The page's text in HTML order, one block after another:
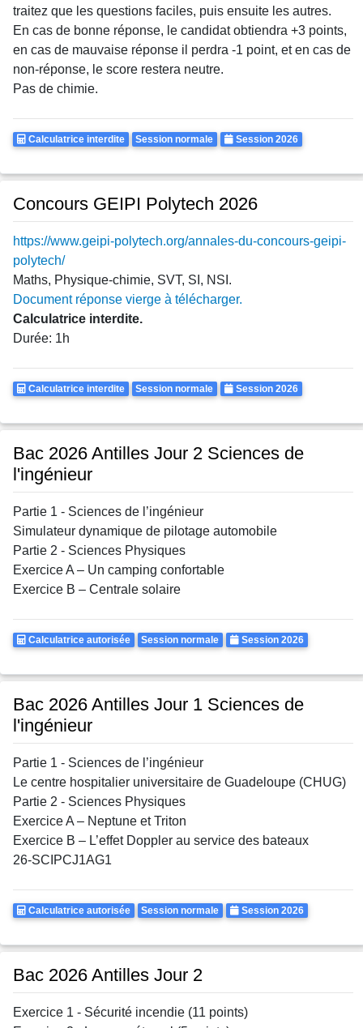
traitez que les questions faciles, puis ensuite les autres.
En cas de bonne réponse, le candidat obtiendra +3 points,
en cas de mauvaise réponse il perdra -1 point, et en cas de
non-réponse, le score restera neutre.
Pas de chimie.
Calculatrice
Calculatrice interdite Rattrapages
Session normale Annee
Session 2026
Concours GEIPI Polytech 2026
https://www.geipi-polytech.org/annales-du-concours-geipi-
polytech/
Maths, Physique-chimie, SVT, SI, NSI.
Document réponse vierge à télécharger.
Calculatrice interdite.
Durée: 1h
Calculatrice
Calculatrice interdite Rattrapages
Session normale Annee
Session 2026
Bac 2026 Antilles Jour 2 Sciences de
l'ingénieur
Partie 1 - Sciences de l’ingénieur
Simulateur dynamique de pilotage automobile
Partie 2 - Sciences Physiques
Exercice A – Un camping confortable
Exercice B – Centrale solaire
Calculatrice
Calculatrice autorisée Rattrapages
Session normale Annee
Session 2026
Bac 2026 Antilles Jour 1 Sciences de
l'ingénieur
Partie 1 - Sciences de l’ingénieur
Le centre hospitalier universitaire de Guadeloupe (CHUG)
Partie 2 - Sciences Physiques
Exercice A – Neptune et Triton
Exercice B – L’effet Doppler au service des bateaux
26-SCIPCJ1AG1
Calculatrice
Calculatrice autorisée Rattrapages
Session normale Annee
Session 2026
Bac 2026 Antilles Jour 2
Exercice 1 - Sécurité incendie (11 points)